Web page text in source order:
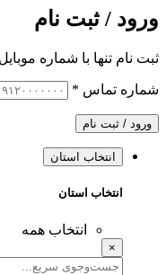
ورود / ثبت نام
ثبت نام تنها با شماره
شماره تماس *
ورود / ثبت نام
انتخاب استان
انتخاب استان
انتخاب همه
×